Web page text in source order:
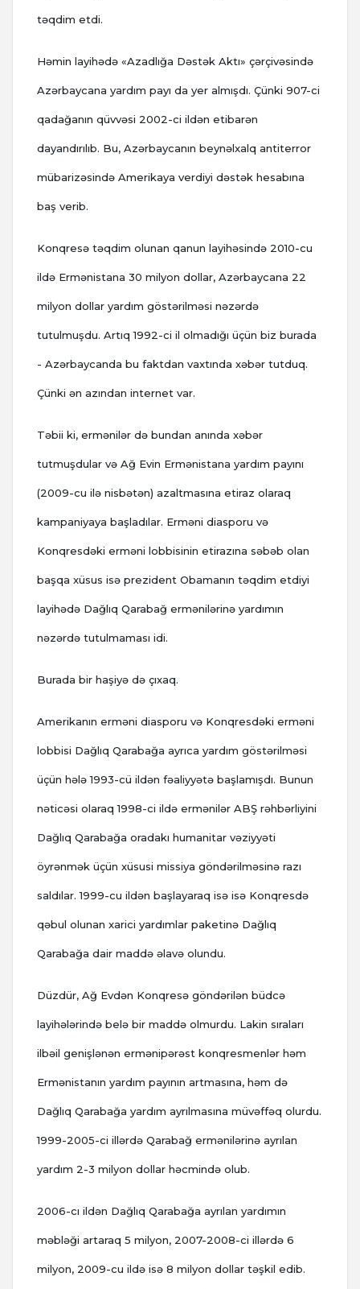
təqdim etdi.
Həmin layihədə «Azadlığa Dəstək Aktı» çərçivəsində
Azərbaycana yardım payı da yer almışdı. Çünki 907-ci
qadağanın qüvvəsi 2002-ci ildən etibarən
dayandırılıb. Bu, Azərbaycanın beynəlxalq antiterror
mübarizəsində Amerikaya verdiyi dəstək hesabına
baş verib.
Konqresə təqdim olunan qanun layihəsində 2010-cu
ildə Ermənistana 30 milyon dollar, Azərbaycana 22
milyon dollar yardım göstərilməsi nəzərdə
tutulmuşdu. Artıq 1992-ci il olmadığı üçün biz burada
- Azərbaycanda bu faktdan vaxtında xəbər tutduq.
Çünki ən azından internet var.
Təbii ki, ermənilər də bundan anında xəbər
tutmuşdular və Ağ Evin Ermənistana yardım payını
(2009-cu ilə nisbətən) azaltmasına etiraz olaraq
kampaniyaya başladılar. Erməni diasporu və
Konqresdəki erməni lobbisinin etirazına səbəb olan
başqa xüsus isə prezident Obamanın təqdim etdiyi
layihədə Dağlıq Qarabağ ermənilərinə yardımın
nəzərdə tutulmaması idi.
Burada bir haşiyə də çıxaq.
Amerikanın erməni diasporu və Konqresdəki erməni
lobbisi Dağlıq Qarabağa ayrıca yardım göstərilməsi
üçün hələ 1993-cü ildən fəaliyyətə başlamışdı. Bunun
nəticəsi olaraq 1998-ci ildə ermənilər ABŞ rəhbərliyini
Dağlıq Qarabağa oradakı humanitar vəziyyəti
öyrənmək üçün xüsusi missiya göndərilməsinə razı
saldılar. 1999-cu ildən başlayaraq isə isə Konqresdə
qəbul olunan xarici yardımlar paketinə Dağlıq
Qarabağa dair maddə əlavə olundu.
Düzdür, Ağ Evdən Konqresə göndərilən büdcə
layihələrində belə bir maddə olmurdu. Lakin sıraları
ilbəil genişlənən ermənipərəst konqresmenlər həm
Ermənistanın yardım payının artmasına, həm də
Dağlıq Qarabağa yardım ayrılmasına müvəffəq olurdu.
1999-2005-ci illərdə Qarabağ ermənilərinə ayrılan
yardım 2-3 milyon dollar həcmində olub.
2006-cı ildən Dağlıq Qarabağa ayrılan yardımın
məbləği artaraq 5 milyon, 2007-2008-ci illərdə 6
milyon, 2009-cu ildə isə 8 milyon dollar təşkil edib.